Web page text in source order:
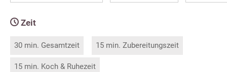
Zeit
30 min. Gesamtzeit 15 min. Zubereitungszeit
15 min. Koch & Ruhezeit